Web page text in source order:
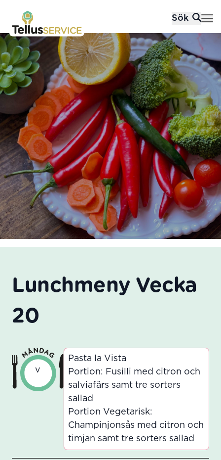
Hoppa till innehåll
Tellusfood Sök
Lunchmeny Vecka
20
v
Pasta la Vista
Portion: Fusilli med citron och
salviafärs samt tre sorters
sallad
Portion Vegetarisk:
Champinjonsås med citron och
timjan samt tre sorters sallad